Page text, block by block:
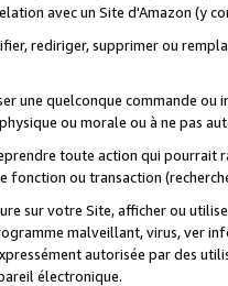
avec un Site d'Amazon (y
rediriger, supprimer ou
une quelconque commande
ou morale ou à ne pas
toute action qui
fonction ou transaction
sur votre Site, afficher ou
malveillant, virus, ver
autorisée par des
électronique.